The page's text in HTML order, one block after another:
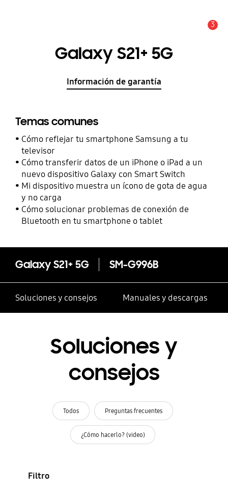
3
Galaxy S21+ 5G
Información de garantía
Temas comunes
Cómo reflejar tu smartphone Samsung a tu
televisor
Cómo transferir datos de un iPhone o iPad a un
nuevo dispositivo Galaxy con Smart Switch
Mi dispositivo muestra un ícono de gota de agua
y no carga
Cómo solucionar problemas de conexión de
Bluetooth en tu smartphone o tablet
Galaxy S21+ 5G SM-G996B
Soluciones y consejos Manuales y descargas
Soluciones y
consejos
Todos Preguntas frecuentes
¿Cómo hacerlo? (video)
Filtro